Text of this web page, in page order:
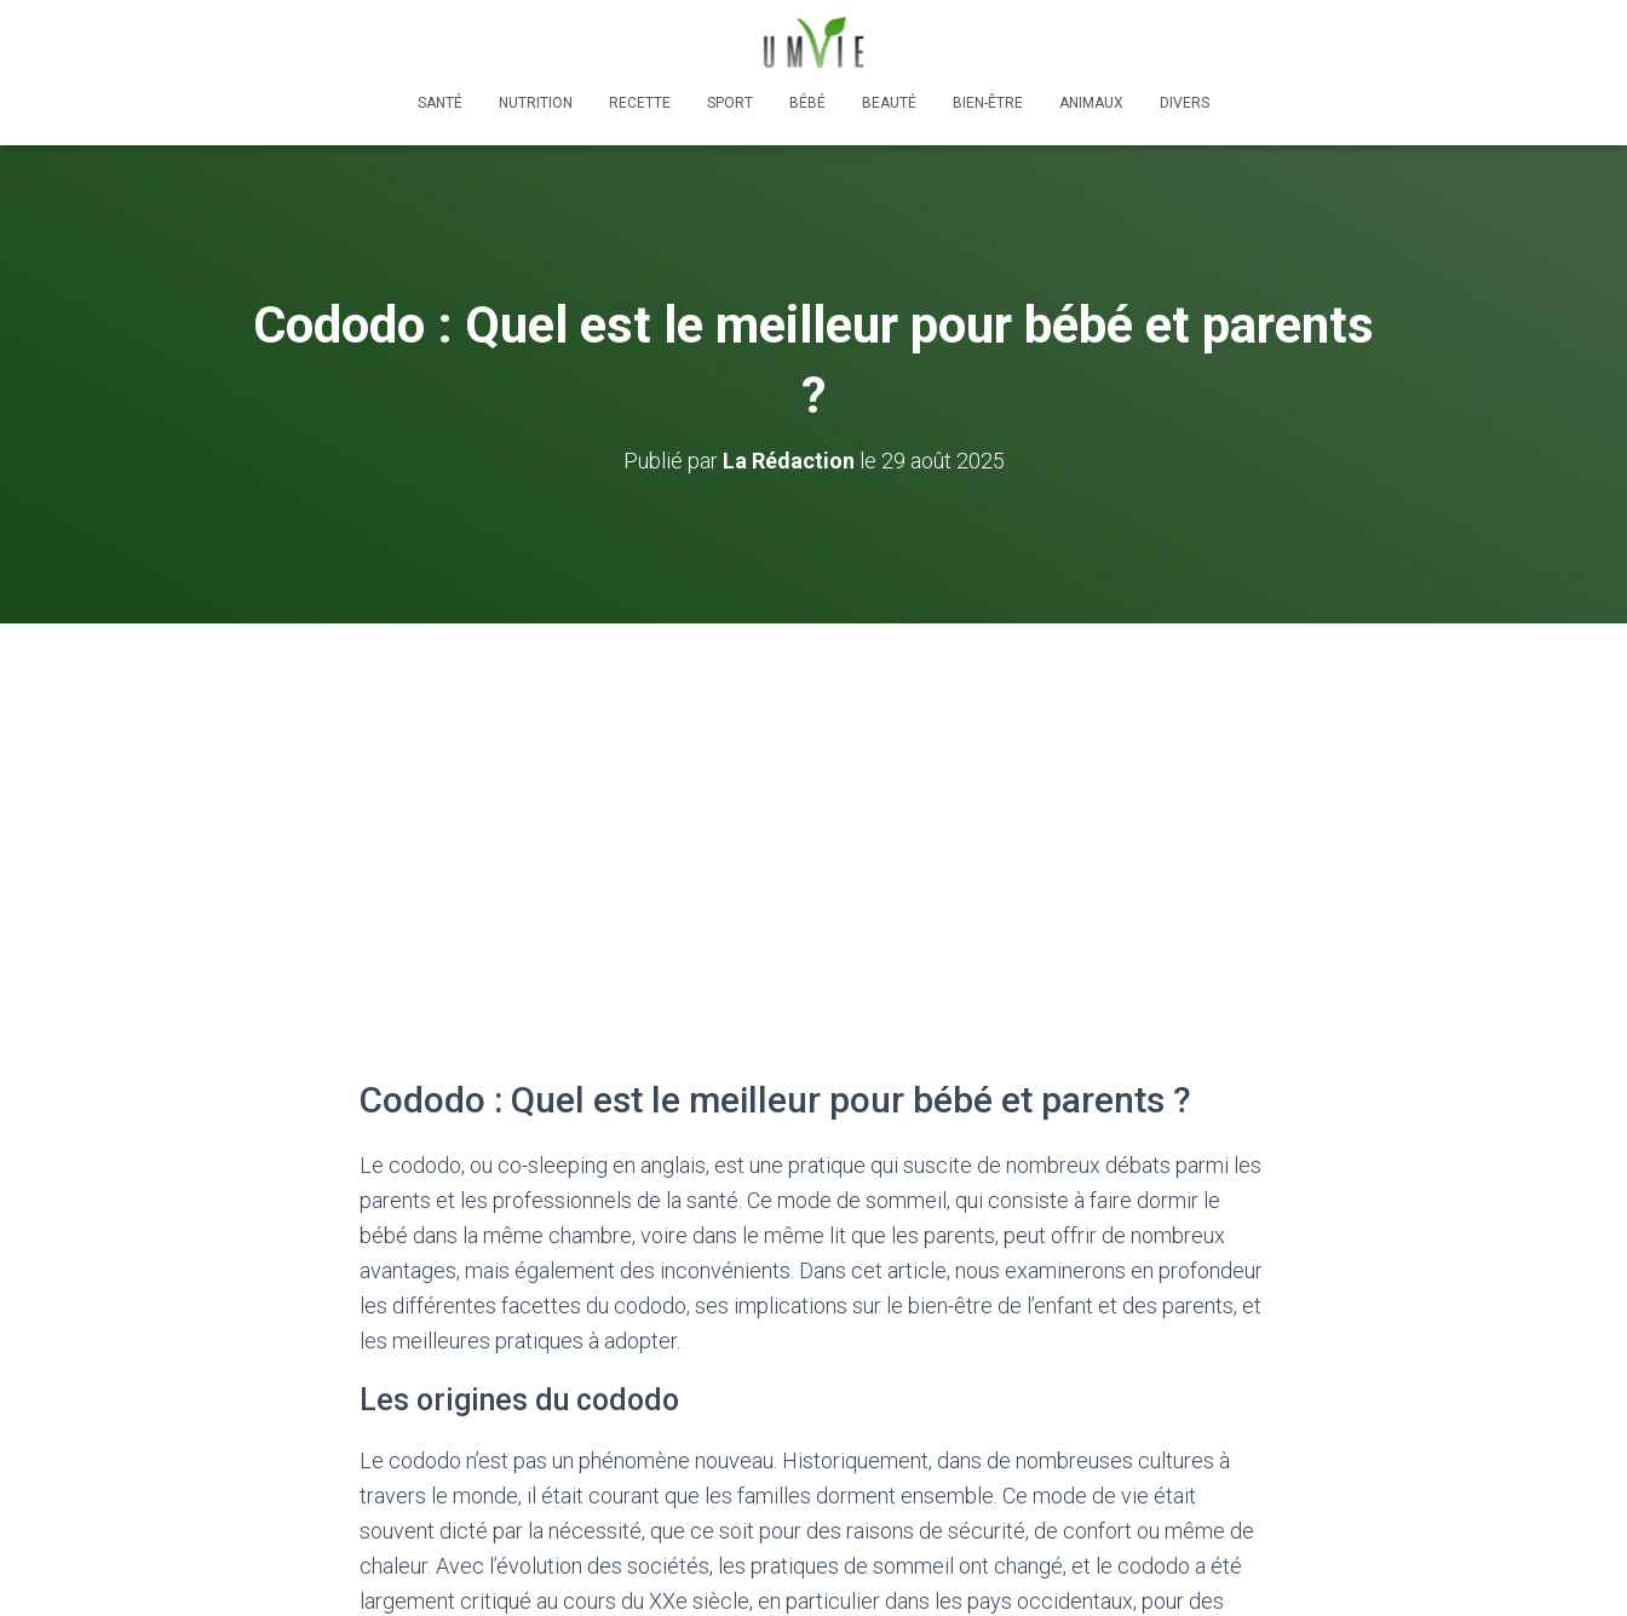
SANTÉ NUTRITION RECETTE SPORT BÉBÉ BEAUTÉ BIEN-ÊTRE ANIMAUX DIVERS
Cododo : Quel est le meilleur pour bébé et parents
?
Publié par La Rédaction le 29 août 2025
Cododo : Quel est le meilleur pour bébé et parents ?
Le cododo, ou co-sleeping en anglais, est une pratique qui suscite de nombreux débats parmi les
parents et les professionnels de la santé. Ce mode de sommeil, qui consiste à faire dormir le
bébé dans la même chambre, voire dans le même lit que les parents, peut offrir de nombreux
avantages, mais également des inconvénients. Dans cet article, nous examinerons en profondeur
les différentes facettes du cododo, ses implications sur le bien-être de l’enfant et des parents, et
les meilleures pratiques à adopter.
Les origines du cododo
Le cododo n’est pas un phénomène nouveau. Historiquement, dans de nombreuses cultures à
travers le monde, il était courant que les familles dorment ensemble. Ce mode de vie était
souvent dicté par la nécessité, que ce soit pour des raisons de sécurité, de confort ou même de
chaleur. Avec l’évolution des sociétés, les pratiques de sommeil ont changé, et le cododo a été
largement critiqué au cours du XXe siècle, en particulier dans les pays occidentaux, pour des